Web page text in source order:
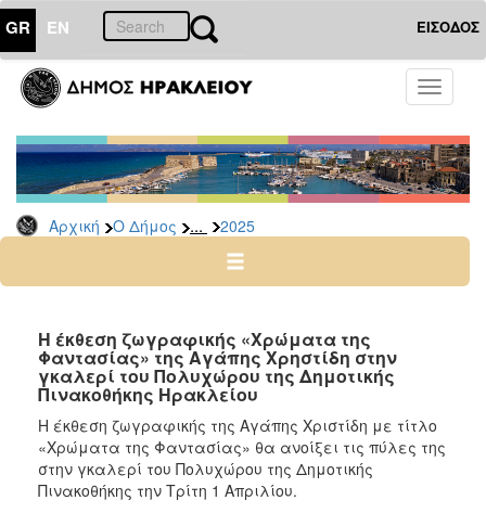
GR EN ΕΙΣΟΔΟΣ
Toggle
Αρχική Ο Δήμος ... 2025
ΔΗΜΟΣ
Δελτία
Τύπου
Αρχείο
2026
2024
2022
2021
2020
2019
2018
Η έκθεση ζωγραφικής «Χρώματα της
Φαντασίας» της Αγάπης Χρηστίδη στην
γκαλερί του Πολυχώρου της Δημοτικής
Πινακοθήκης Ηρακλείου
Η έκθεση ζωγραφικής της Αγάπης Χριστίδη με τίτλο
«Χρώματα της Φαντασίας» θα ανοίξει τις πύλες της
στην γκαλερί του Πολυχώρου της Δημοτικής
Πινακοθήκης την Τρίτη 1 Απριλίου.